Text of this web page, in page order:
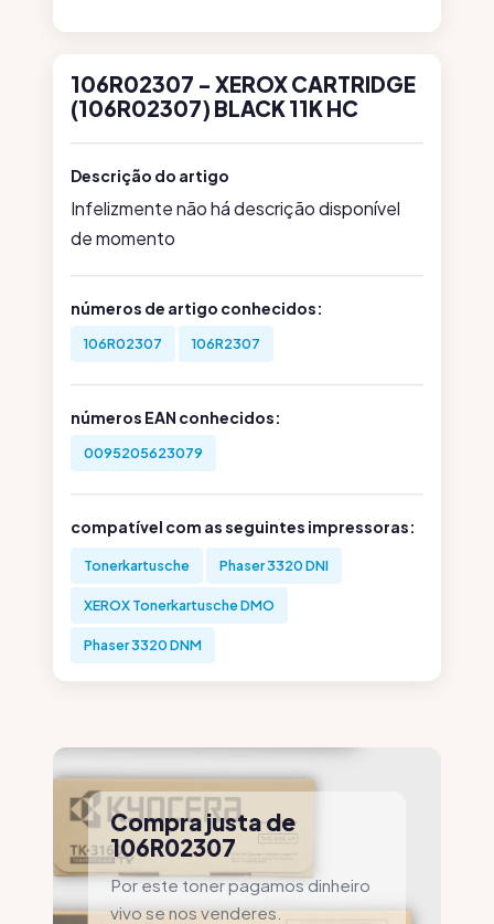
106R02307 - XEROX CARTRIDGE
(106R02307) BLACK 11K HC
Descrição do artigo
Infelizmente não há descrição disponível
de momento
números de artigo conhecidos:
106R02307 106R2307
números EAN conhecidos:
0095205623079
compatível com as seguintes impressoras:
Tonerkartusche Phaser 3320 DNI
XEROX Tonerkartusche DMO
Phaser 3320 DNM
Compra justa de
106R02307
Por este toner pagamos dinheiro
vivo se nos venderes.